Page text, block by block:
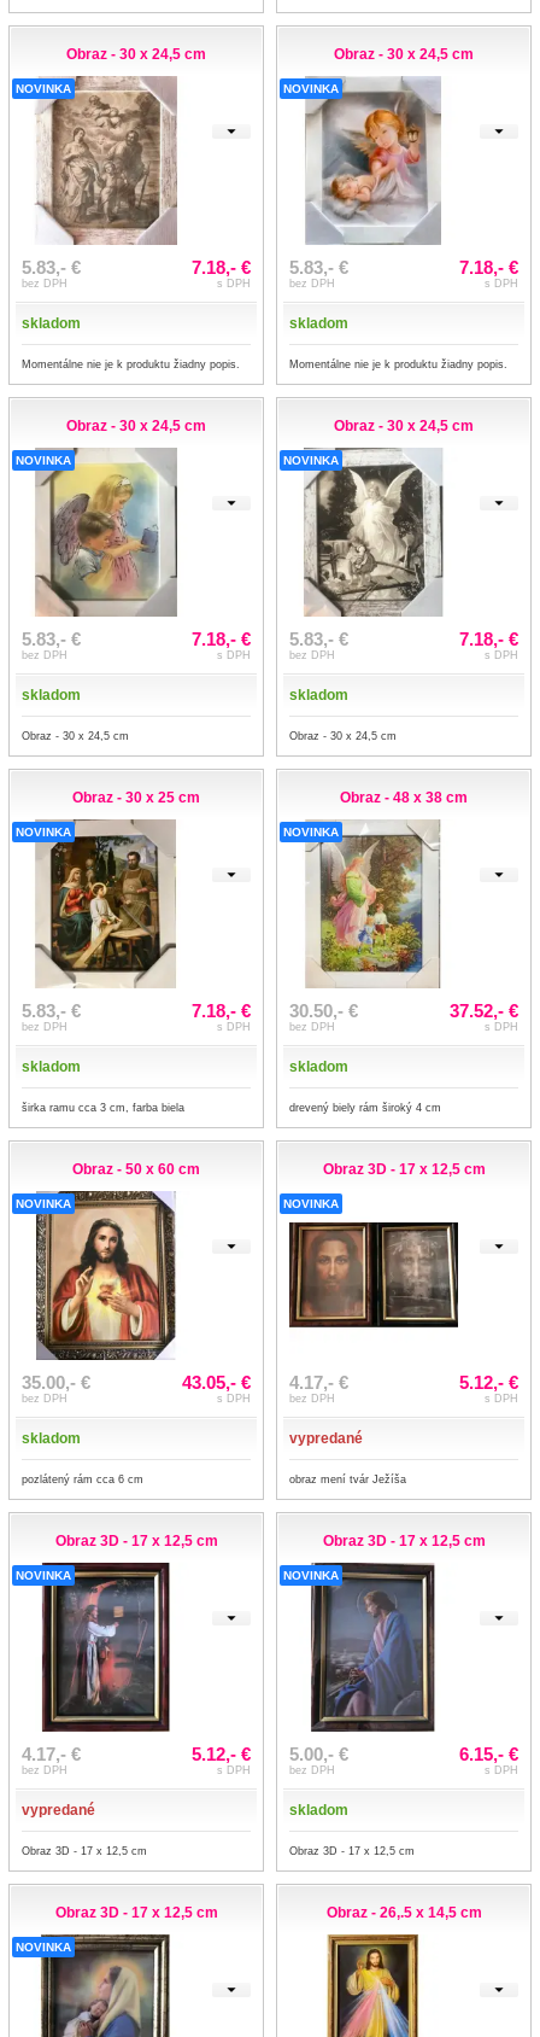
Obraz - 30 x 24,5 cm
NOVINKA
5.83,- €
bez DPH
7.18,- €
s DPH
skladom
Momentálne nie je k produktu žiadny popis.
Obraz - 30 x 24,5 cm
NOVINKA
5.83,- €
bez DPH
7.18,- €
s DPH
skladom
Momentálne nie je k produktu žiadny popis.
Obraz - 30 x 24,5 cm
NOVINKA
5.83,- €
bez DPH
7.18,- €
s DPH
skladom
Obraz - 30 x 24,5 cm
Obraz - 30 x 24,5 cm
NOVINKA
5.83,- €
bez DPH
7.18,- €
s DPH
skladom
Obraz - 30 x 24,5 cm
Obraz - 30 x 25 cm
NOVINKA
5.83,- €
bez DPH
7.18,- €
s DPH
skladom
širka ramu cca 3 cm, farba biela
Obraz - 48 x 38 cm
NOVINKA
30.50,- €
bez DPH
37.52,- €
s DPH
skladom
drevený biely rám široký 4 cm
Obraz - 50 x 60 cm
NOVINKA
35.00,- €
bez DPH
43.05,- €
s DPH
skladom
pozlátený rám cca 6 cm
Obraz 3D - 17 x 12,5 cm
NOVINKA
4.17,- €
bez DPH
5.12,- €
s DPH
vypredané
obraz mení tvár Ježíša
Obraz 3D - 17 x 12,5 cm
NOVINKA
4.17,- €
bez DPH
5.12,- €
s DPH
vypredané
Obraz 3D - 17 x 12,5 cm
Obraz 3D - 17 x 12,5 cm
NOVINKA
5.00,- €
bez DPH
6.15,- €
s DPH
skladom
Obraz 3D - 17 x 12,5 cm
Obraz 3D - 17 x 12,5 cm
NOVINKA
Obraz - 26,.5 x 14,5 cm